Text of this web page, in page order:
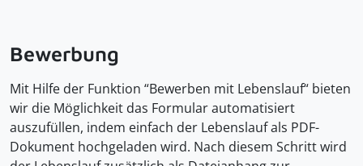
Bewerbung
Mit Hilfe der Funktion “Bewerben mit Lebenslauf“ bieten
wir die Möglichkeit das Formular automatisiert
auszufüllen, indem einfach der Lebenslauf als PDF-
Dokument hochgeladen wird. Nach diesem Schritt wird